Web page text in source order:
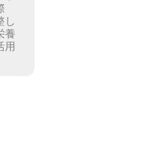
し
養
用